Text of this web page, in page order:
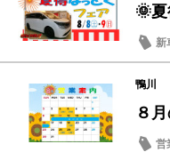
🌞
新
営
鴨川
８
営